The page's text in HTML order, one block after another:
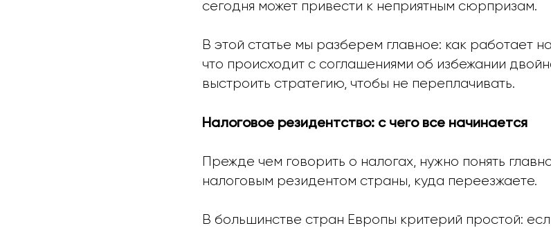
сегодня может привести к неприятным сюрпризам.
В этой статье мы разберем главное: как работает
что происходит с соглашениями об избежании
выстроить стратегию, чтобы не переплачивать.
Налоговое резидентство: с чего все начинается
Прежде чем говорить о налогах, нужно понять
налоговым резидентом страны, куда переезжаете.
В большинстве стран Европы критерий простой: